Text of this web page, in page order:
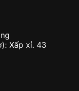
Xấp xỉ. 43